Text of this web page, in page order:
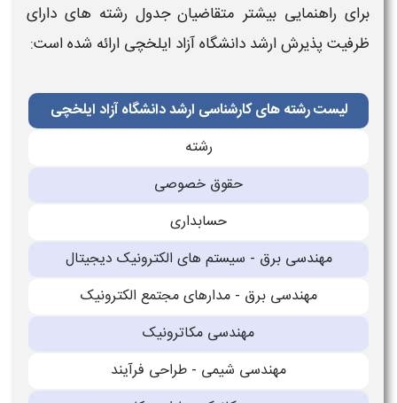
برای راهنمایی بیشتر متقاضیانجدول رشته های دارای
ظرفیت پذیرش ارشد دانشگاه آزاد ایلخچی ارائه شده است:
لیست رشته های کارشناسی ارشد دانشگاه آزاد ایلخچی
رشته
حقوق خصوصی
حسابداری
مهندسی برق - سیستم های الکترونیک دیجیتال
مهندسی برق - مدارهای مجتمع الکترونیک
مهندسی مکاترونیک
مهندسی شیمی - طراحی فرآیند